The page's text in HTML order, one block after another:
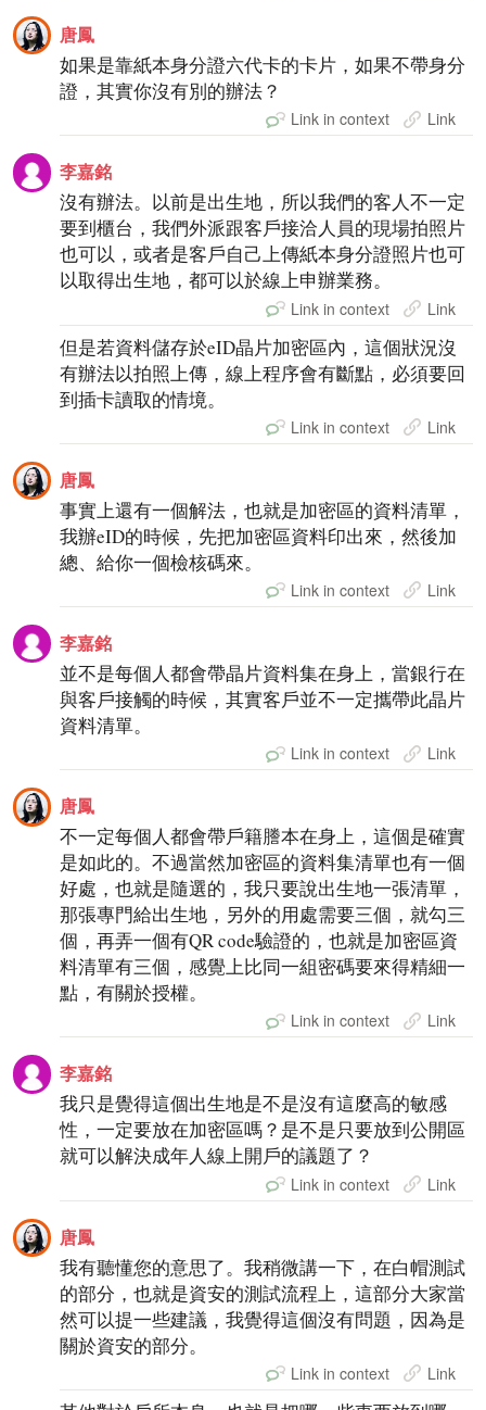
唐鳳
如果是靠紙本身分證六代卡的卡片，如果不帶身分
證，其實你沒有別的辦法？
Link in context Link
李嘉銘
沒有辦法。以前是出生地，所以我們的客人不一定
要到櫃台，我們外派跟客戶接洽人員的現場拍照片
也可以，或者是客戶自己上傳紙本身分證照片也可
以取得出生地，都可以於線上申辦業務。
Link in context Link
但是若資料儲存於eID晶片加密區內，這個狀況沒
有辦法以拍照上傳，線上程序會有斷點，必須要回
到插卡讀取的情境。
Link in context Link
唐鳳
事實上還有一個解法，也就是加密區的資料清單，
我辦eID的時候，先把加密區資料印出來，然後加
總、給你一個檢核碼來。
Link in context Link
李嘉銘
並不是每個人都會帶晶片資料集在身上，當銀行在
與客戶接觸的時候，其實客戶並不一定攜帶此晶片
資料清單。
Link in context Link
唐鳳
不一定每個人都會帶戶籍謄本在身上，這個是確實
是如此的。不過當然加密區的資料集清單也有一個
好處，也就是隨選的，我只要說出生地一張清單，
那張專門給出生地，另外的用處需要三個，就勾三
個，再弄一個有QR code驗證的，也就是加密區資
料清單有三個，感覺上比同一組密碼要來得精細一
點，有關於授權。
Link in context Link
李嘉銘
我只是覺得這個出生地是不是沒有這麼高的敏感
性，一定要放在加密區嗎？是不是只要放到公開區
就可以解決成年人線上開戶的議題了？
Link in context Link
唐鳳
我有聽懂您的意思了。我稍微講一下，在白帽測試
的部分，也就是資安的測試流程上，這部分大家當
然可以提一些建議，我覺得這個沒有問題，因為是
關於資安的部分。
Link in context Link